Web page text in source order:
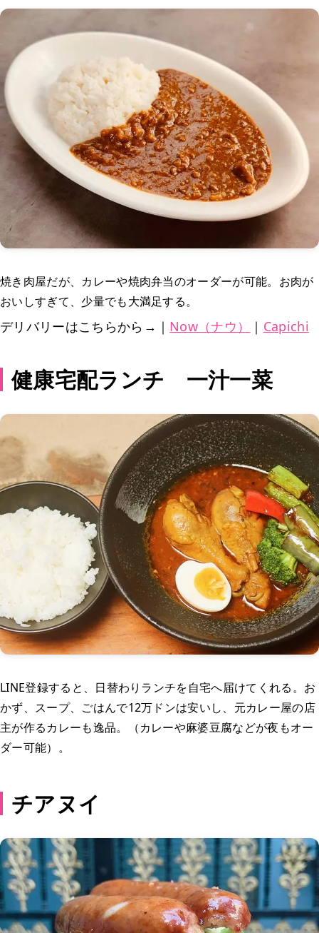
焼き肉屋だが、カレーや焼肉弁当のオーダーが可能。お肉が
おいしすぎて、少量でも大満足する。
デリバリーはこちらから→｜ Now（ナウ） ｜ Capichi
健康宅配ランチ 一汁一菜
LINE登録すると、日替わりランチを自宅へ届けてくれる。お
かず、スープ、ごはんで12万ドンは安いし、元カレー屋の店
主が作るカレーも逸品。（カレーや麻婆豆腐などが夜もオー
ダー可能）。
チアヌイ